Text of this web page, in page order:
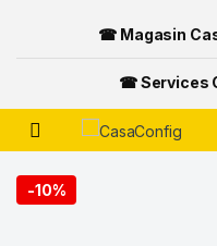
☎ Magasin
☎ Services
Open
-10%